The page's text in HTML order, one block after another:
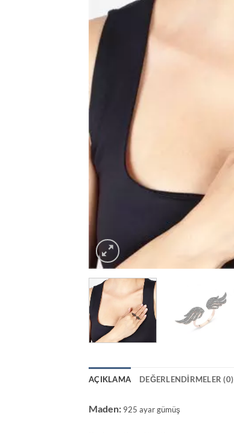
AÇIKLAMA DEĞERLENDIRMELER (0)
Maden: 925 ayar gümüş